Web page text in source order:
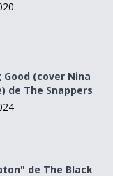
Snappers
Good (cover Nina
de The Snappers
de The Black